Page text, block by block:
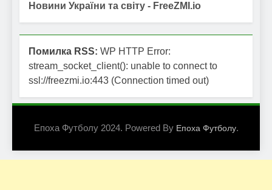
Новини України та світу - FreeZMI.io
Помилка RSS: WP HTTP Error:
stream_socket_client(): unable to connect to
ssl://freezmi.io:443 (Connection timed out)
Епоха Футболу 2024. Powered By Епоха Футболу.